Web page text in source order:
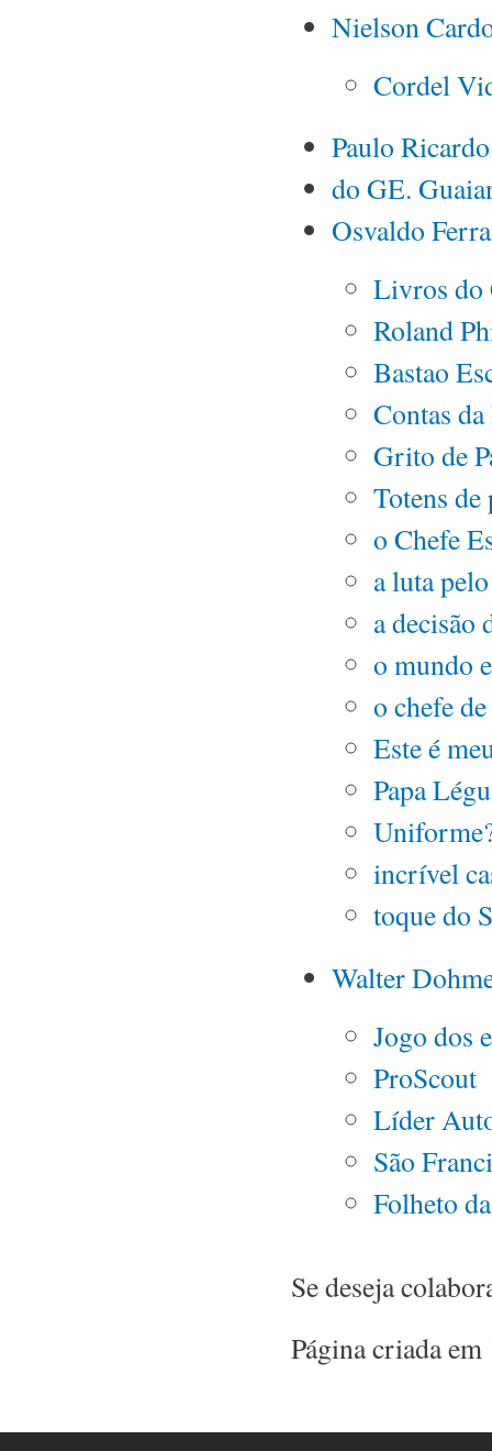
Nielson
Cordel
Paulo Ricardo
do GE.
Osvaldo
Livros do
Roland
Bastao
Contas
Grito de
Totens
o Chefe
a luta
a decisão
o mundo
o chefe
Este é
Papa
incrível
toque do
Walter
Jogo dos
ProScout
Líder
São
Folheto
Se deseja
Página criada